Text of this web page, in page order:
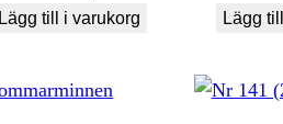
Lägg till i varukorg Lägg